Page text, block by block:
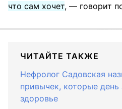
что сам хочет, — говорит
ЧИТАЙТЕ ТАКЖЕ
Нефролог Садовская
привычек, которые
здоровье